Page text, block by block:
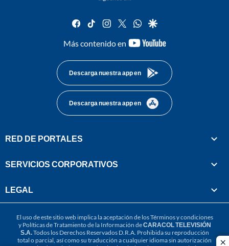
facebook
tiktok instagram
twitterwhatsapp
google
Más contenido en
youtube-
Descarga nuestra app en
Descarga nuestra app en
RED DE PORTALES
SERVICIOS CORPORATIVOS
LEGAL
El uso de este sitio web implica la aceptación de losTérminos y condiciones
y Políticas de Tratamiento de la Información deCARACOL TELEVISIÓN
S.A.Todos los Derechos Reservados D.R.A. Prohibida su reproducción
total o parcial, así como su traducción a cualquier idioma sin autorización